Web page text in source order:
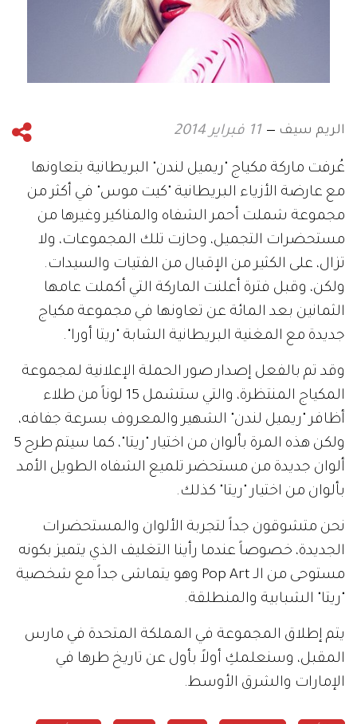
الريم سيف 11 فبراير 2014
عُرفت ماركة مكياج "ريميل لندن" البريطانية بتعاونها
مع عارضة الأزياء البريطانية "كيت موس" في أكثر من
مجموعة شملت أحمر الشفاه والمناكير وغيرها من
مستحضرات التجميل، وحازت تلك المجموعات، ولا
تزال، على الكثير من الإقبال من الفتيات والسيدات.
ولكن، وقبل فترة أعلنت الماركة التي أكملت عامها
الثمانين بعد المائة عن تعاونها في مجموعة مكياج
جديدة مع المغنية البريطانية الشابة "ريتا أورا".
وقد تم بالفعل إصدار صور الحملة الإعلانية لمجموعة
المكياج المنتظرة، والتي ستشمل 15 لوناً من طلاء
أظافر "ريميل لندن" الشهير والمعروف بسرعة جفافه،
ولكن هذه المرة بألوان من اختيار "ريتا"، كما سيتم طرح 5
ألوان جديدة من مستحضر تلميع الشفاه الطويل الأمد
بألوان من اختيار "ريتا" كذلك.
نحن متشوقون جداً لتجربة الألوان والمستحضرات
الجديدة، خصوصاً عندما رأينا التغليف الذي يتميز بكونه
مستوحى من الـ Pop Art وهو يتماشى جداً مع شخصية
"ريتا" الشبابية والمنطلقة.
يتم إطلاق المجموعة في المملكة المتحدة في مارس
المقبل، وسنعلمكِ أولاً بأول عن تاريخ طرها في
الإمارات والشرق الأوسط.